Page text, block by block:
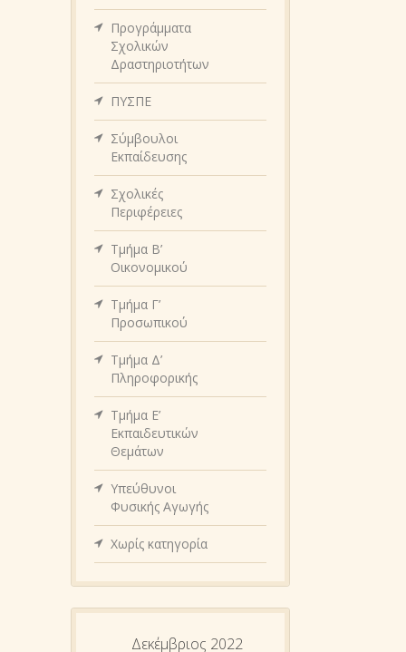
Προγράμματα
Σχολικών
Δραστηριοτήτων
ΠΥΣΠΕ
Σύμβουλοι
Εκπαίδευσης
Σχολικές
Περιφέρειες
Τμήμα Β’
Οικονομικού
Τμήμα Γ’
Προσωπικού
Τμήμα Δ’
Πληροφορικής
Τμήμα Ε’
Εκπαιδευτικών
Θεμάτων
Υπεύθυνοι
Φυσικής Αγωγής
Χωρίς κατηγορία
Δεκέμβριος 2022